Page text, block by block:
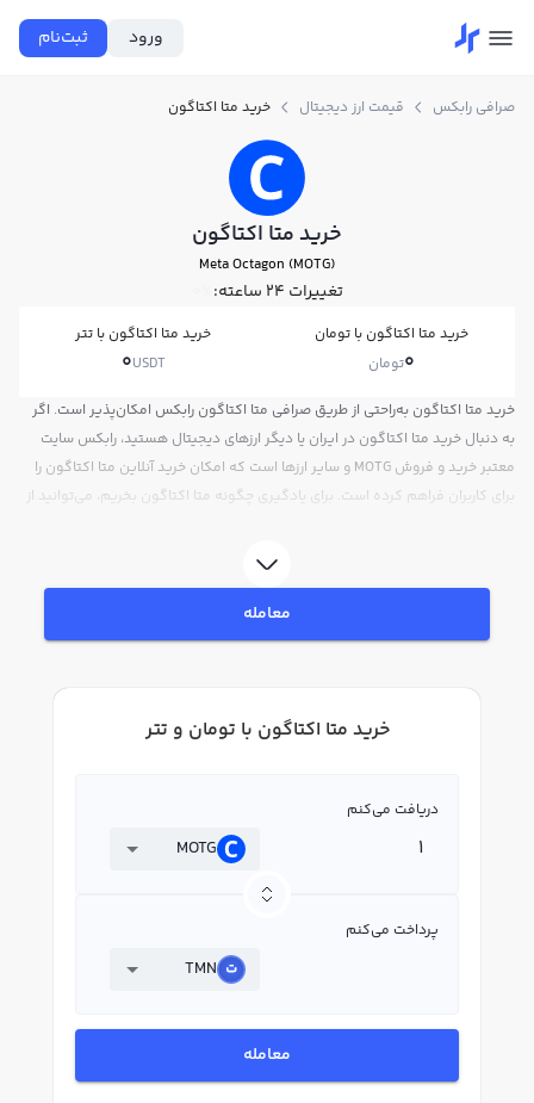
ورود ثبت‌نام
صرافی رابکس قیمت ارز دیجیتال خرید متا اکتاگون
خرید متا اکتاگون
Meta Octagon (MOTG)
تغییرات ۲۴ ساعته: 0%
خرید متا اکتاگون با تومان
0تومان
خرید متا اکتاگون با تتر
0USDT
خرید متا اکتاگون به‌راحتی از طریق صرافی متا اکتاگون رابکس امکان‌پذیر است. اگر
به دنبال خرید متا اکتاگون در ایران یا دیگر ارزهای دیجیتال هستید، رابکس سایت
معتبر خرید و فروش MOTG و سایر ارزها است که امکان خرید آنلاین متا اکتاگون را
برای کاربران فراهم کرده است. برای یادگیری چگونه متا اکتاگون بخریم، می‌توانید از
فروش متا اکتاگون MOTG بپردازید. در بازار رابکس، قیمت لحظه‌ای، نمودار و امکانات
فروش متا اکتاگون نیز در دسترس شما قرار دارد تا بتوانید تصمیمات بهتری در
معامله
خرید متا اکتاگون با تومان و تتر
دریافت می‌کنم
MOTG
پرداخت می‌کنم
TMN
معامله